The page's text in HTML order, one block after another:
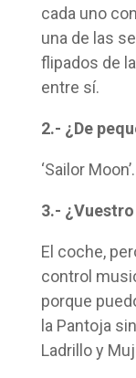
cada uno
una de las
flipados de
entre sí.
2.- ¿De
‘Sailor Moon’.
3.-
El coche,
control
porque
la Pantoja
Ladrillo y